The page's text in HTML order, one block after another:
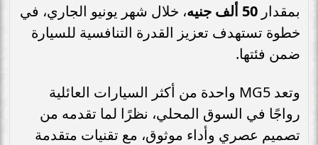
بمقدار 50 ألف جنيه
، خلال شهر يونيو الجاري، في
خطوة تستهدف تعزيز القدرة التنافسية للسيارة
ضمن فئتها.
وتعد MG5 واحدة من أكثر السيارات العائلية
رواجًا في السوق المحلي، نظرًا لما تقدمه من
تصميم عصري وأداء موثوق، مع تقنيات متقدمة